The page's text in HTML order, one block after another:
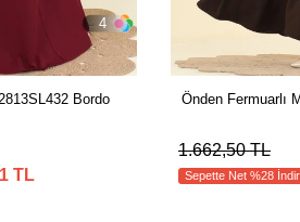
4
Bordo
TL
Önden Fermuarlı
1.662,50 TL
Sepette Net %28